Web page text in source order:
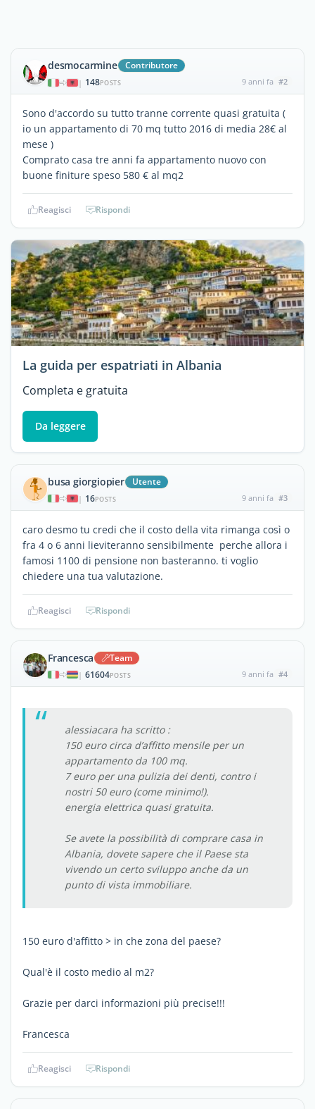
desmocarmine Contributore
| 148POSTS 9 anni fa #2
Sono d'accordo su tutto tranne corrente quasi gratuita (
io un appartamento di 70 mq tutto 2016 di media 28€ al
mese )
Comprato casa tre anni fa appartamento nuovo con
buone finiture speso 580 € al mq2
Reagisci Rispondi
La guida per espatriati in Albania
Completa e gratuita
Da leggere
busa giorgiopier Utente
| 16POSTS 9 anni fa #3
caro desmo tu credi che il costo della vita rimanga così o
fra 4 o 6 anni lieviteranno sensibilmente perche allora i
famosi 1100 di pensione non basteranno. ti voglio
chiedere una tua valutazione.
Reagisci Rispondi
Francesca Team
| 61604POSTS 9 anni fa #4
alessiacara ha scritto :
150 euro circa d’affitto mensile per un
appartamento da 100 mq.
7 euro per una pulizia dei denti, contro i
nostri 50 euro (come minimo!).
energia elettrica quasi gratuita.
Se avete la possibilità di comprare casa in
Albania, dovete sapere che il Paese sta
vivendo un certo sviluppo anche da un
punto di vista immobiliare.
150 euro d'affitto > in che zona del paese?
Qual'è il costo medio al m2?
Grazie per darci informazioni più precise!!!
Francesca
Reagisci Rispondi